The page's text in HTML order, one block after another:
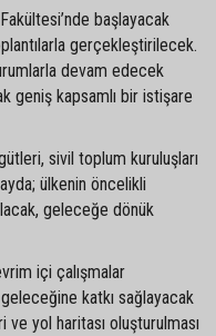
başlayacak
gerçekleştirilecek.
devam edecek
geniş kapsamlı bir istişare
sivil toplum kuruluşları
ülkenin öncelikli
geleceğe dönük
içi çalışmalar
katkı sağlayacak
yol haritası oluşturulması